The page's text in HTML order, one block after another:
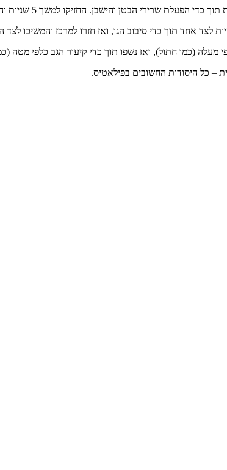
החזיקו למשך 5 שניות והורידו בחזרה. חזרו על התרגיל 10 פעמים.
תוך כדי סיבוב הגו, ואז חזרו למרכז והמשיכו לצד השני. בצעו 5
(כמו חתול), ואז נשפו תוך כדי קיעור הגב כלפי מטה (כמו פרה).
– כל היסודות החשובים בפילאטיס.